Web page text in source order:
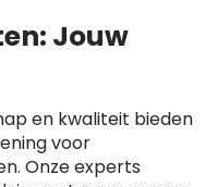
Jouw
en kwaliteit bieden
voor
Onze experts